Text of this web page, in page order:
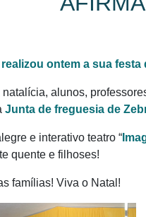
ontem a sua festa
alunos,
Junta de freguesia de
e interativo teatro “
quente e filhoses!
famílias! Viva o Natal!